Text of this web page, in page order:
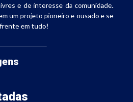
e de interesse da comunidade.
um projeto pioneiro e ousado e se
em tudo!